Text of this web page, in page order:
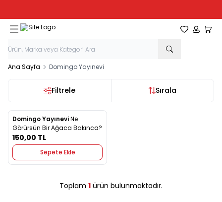
Favorilerim
Hesabım
Ana Sayfa Domingo Yayınevi
Filtrele Sırala
Yeni
Favorilere Ekle
Domingo YayıneviNe
Görürsün Bir Ağaca Bakınca?
150,00 TL
Sepete Ekle
Toplam 1 ürün bulunmaktadır.